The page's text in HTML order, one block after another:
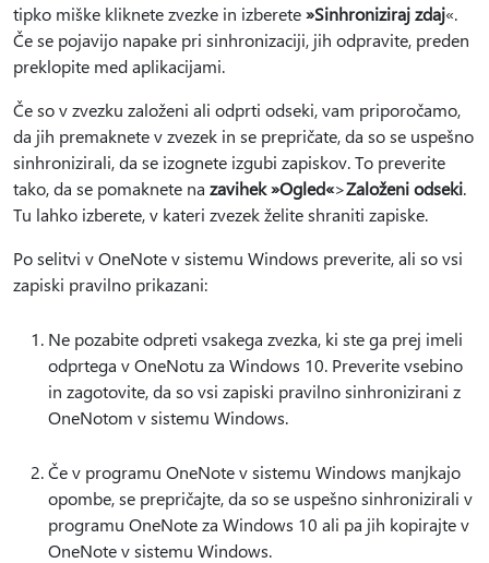
tipko miške kliknete zvezke in izberete»Sinhroniziraj zdaj«.
Če se pojavijo napake pri sinhronizaciji, jih odpravite, preden
preklopite med aplikacijami.
Če so v zvezku založeni ali odprti odseki, vam priporočamo,
da jih premaknete v zvezek in se prepričate, da so se uspešno
sinhronizirali, da se izognete izgubi zapiskov. To preverite
tako, da se pomaknete na zavihek »Ogled«>Založeni odseki.
Tu lahko izberete, v kateri zvezek želite shraniti zapiske.
Po selitvi v OneNote v sistemu Windows preverite, ali so vsi
zapiski pravilno prikazani:
Ne pozabite odpreti vsakega zvezka, ki ste ga prej imeli
odprtega v OneNotu za Windows 10. Preverite vsebino
in zagotovite, da so vsi zapiski pravilno sinhronizirani z
OneNotom v sistemu Windows.
Če v programu OneNote v sistemu Windows manjkajo
opombe, se prepričajte, da so se uspešno sinhronizirali v
programu OneNote za Windows 10 ali pa jih kopirajte v
OneNote v sistemu Windows.